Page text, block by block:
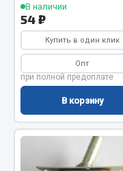
Весь раздел
Автотовары
Автокаталоги
Аксессуары
Аптечки и знаки
Брызговики
В наличии
54 ₽
Купить в один клик
Опт
при полной предоплате
В корзину